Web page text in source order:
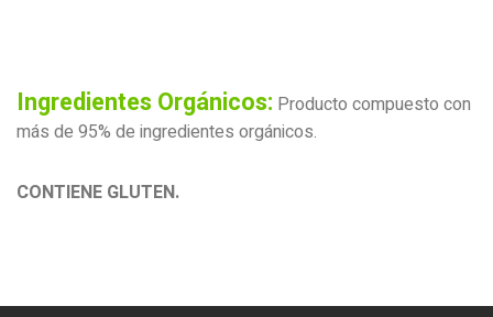
Ingredientes Orgánicos: Producto compuesto con
más de 95% de ingredientes orgánicos.
CONTIENE GLUTEN.